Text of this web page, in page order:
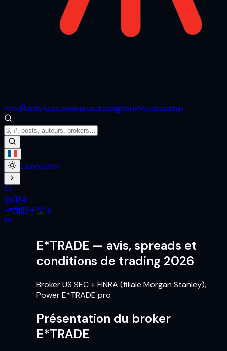
FeedAnalysesCommunautésSignauxMembership
Connexion
E*TRADE — avis, spreads et
conditions de trading 2026
Broker US SEC + FINRA (filiale Morgan Stanley),
Power E*TRADE pro
Présentation du broker
E*TRADE